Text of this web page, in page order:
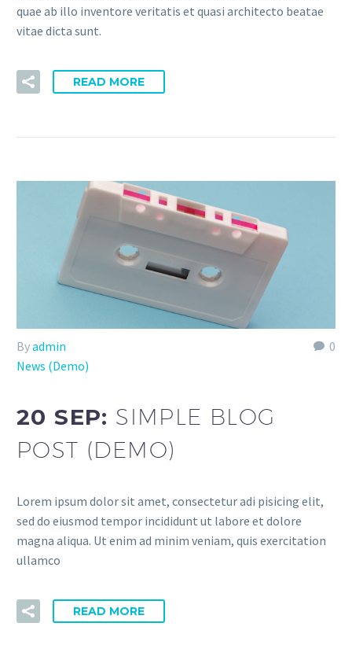
quae ab illo inventore veritatis et quasi architecto beatae
vitae dicta sunt.
READ MORE
0
Byadmin
News (Demo)
20 SEP: SIMPLE BLOG
POST (DEMO)
Lorem ipsum dolor sit amet, consectetur adi pisicing elit,
sed do eiusmod tempor incididunt ut labore et dolore
magna aliqua. Ut enim ad minim veniam, quis exercitation
ullamco
READ MORE